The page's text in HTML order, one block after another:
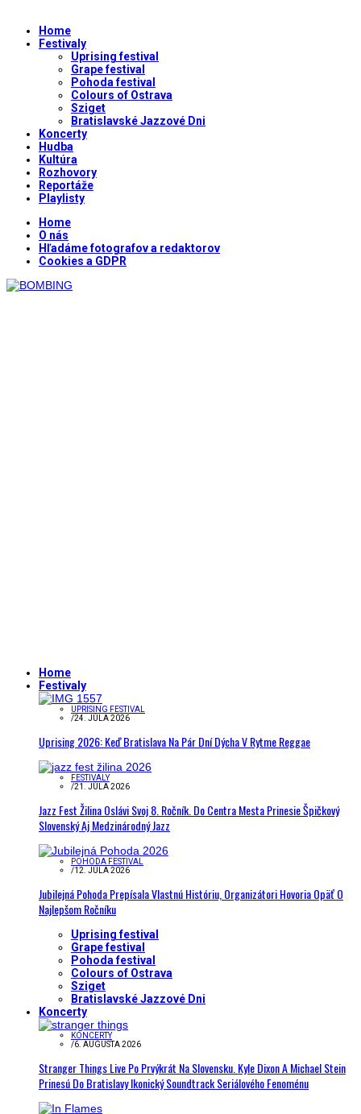
Home
Festivaly
Uprising festival
Grape festival
Pohoda festival
Colours of Ostrava
Sziget
Bratislavské Jazzové Dni
Koncerty
Hudba
Kultúra
Rozhovory
Reportáže
Playlisty
Home
O nás
Hľadáme fotografov a redaktorov
Cookies a GDPR
Home
Festivaly
UPRISING FESTIVAL
/24. JÚLA 2026
Uprising 2026: Keď Bratislava Na Pár Dní Dýcha V Rytme Reggae
FESTIVALY
/21. JÚLA 2026
Jazz Fest Žilina Oslávi Svoj 8. Ročník. Do Centra Mesta Prinesie Špičkový
Slovenský Aj Medzinárodný Jazz
POHODA FESTIVAL
/12. JÚLA 2026
Jubilejná Pohoda Prepísala Vlastnú Históriu, Organizátori Hovoria Opäť O
Najlepšom Ročníku
Uprising festival
Grape festival
Pohoda festival
Colours of Ostrava
Sziget
Bratislavské Jazzové Dni
Koncerty
KONCERTY
/6. AUGUSTA 2026
Stranger Things Live Po Prvýkrát Na Slovensku. Kyle Dixon A Michael Stein
Prinesú Do Bratislavy Ikonický Soundtrack Seriálového Fenoménu